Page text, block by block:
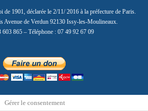
de 1901, déclarée le 2/11/ 2016 à la préfecture de Paris.
Avenue de Verdun 92130 Issy-les-Moulineaux.
603 865 – Téléphone : 07 49 92 67 09
Gérer le consentement